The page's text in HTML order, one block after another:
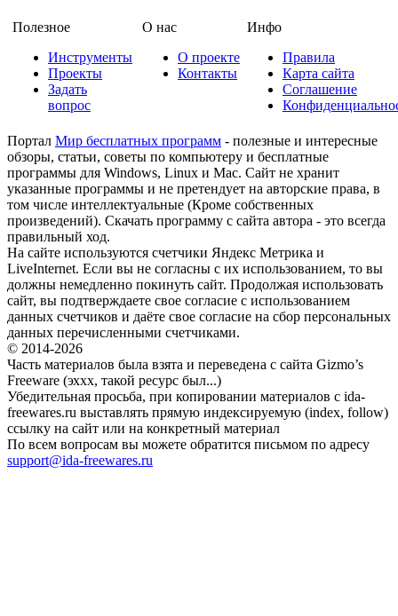
Полезное
Инструменты
Проекты
Задать
вопрос
О нас
О проекте
Контакты
Инфо
Правила
Карта сайта
Соглашение
Портал Мир бесплатных программ - полезные и интересные
обзоры, статьи, советы по компьютеру и бесплатные
программы для Windows, Linux и Mac. Сайт не хранит
указанные программы и не претендует на авторские права, в
том числе интеллектуальные (Кроме собственных
произведений). Скачать программу с сайта автора - это всегда
правильный ход.
На сайте используются счетчики Яндекс Метрика и
LiveInternet. Если вы не согласны с их использованием, то вы
должны немедленно покинуть сайт. Продолжая использовать
сайт, вы подтверждаете свое согласие с использованием
данных счетчиков и даёте свое согласие на сбор персональных
данных перечисленными счетчиками.
© 2014-2026
Часть материалов была взята и переведена с сайта Gizmo’s
Freeware (эххх, такой ресурс был...)
Убедительная просьба, при копировании материалов с ida-
freewares.ru выставлять прямую индексируемую (index, follow)
ссылку на сайт или на конкретный материал
По всем вопросам вы можете обратится письмом по адресу
support@ida-freewares.ru